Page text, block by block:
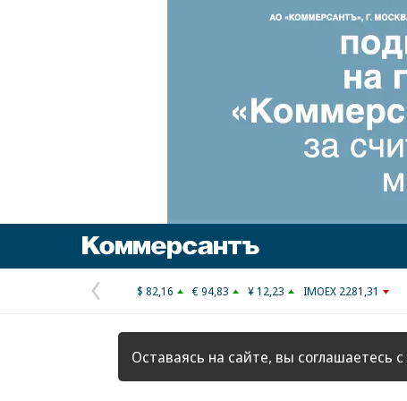
Предыдущая
страница
$ 82,16 € 94,83 ¥ 12,23 IMOEX 2281,31
Оставаясь на сайте, вы соглашаетесь с